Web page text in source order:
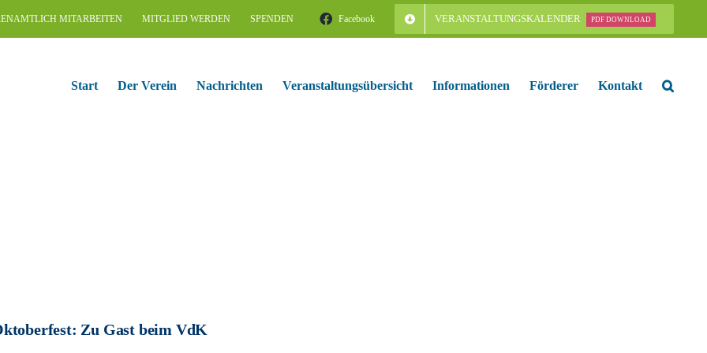
MITARBEITEN MITGLIED WERDEN SPENDEN Facebook VERANSTALTUNGSKALENDER PDF DOWNLOAD
Start Der Verein Nachrichten Veranstaltungsübersicht Informationen Förderer Kontakt
Zu Gast beim VdK